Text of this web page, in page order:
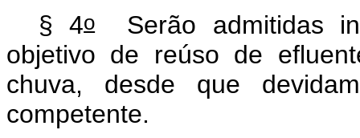
§ 4oSerão admitidas
objetivo de reúso de
chuva, desde que
competente.